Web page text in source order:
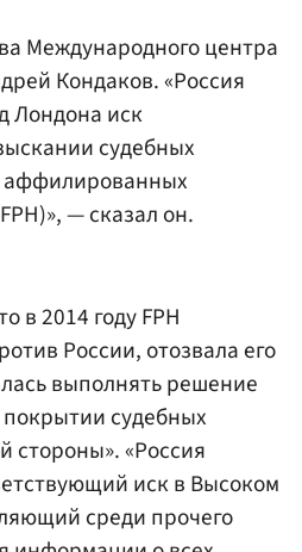
Международного центра
Кондаков. «Россия
Лондона иск
судебных
аффилированных
— сказал он.
в 2014 году FPH
России, отозвала его
выполнять решение
судебных
стороны». «Россия
иск в Высоком
среди прочего